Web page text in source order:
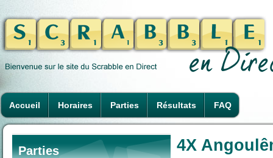
Accueil Horaires Parties Résultats FAQ
Parties 4X